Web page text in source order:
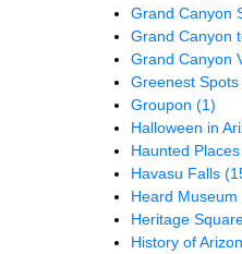
Grand Canyon
Grand Canyon
Grand Canyon
Greenest Spots
Groupon (1)
Halloween in
Haunted Places
Havasu Falls
Heard Museum
Heritage
History of